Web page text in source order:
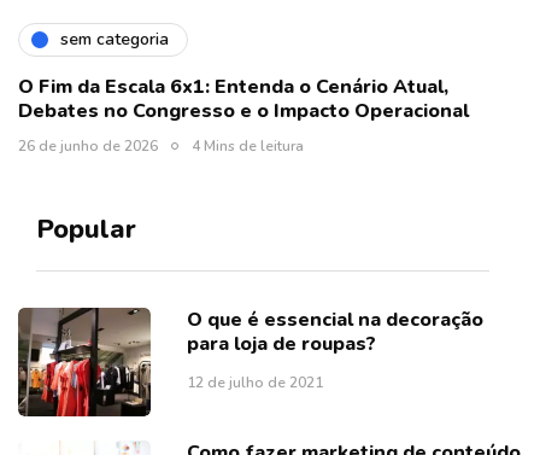
sem categoria
O Fim da Escala 6x1: Entenda o Cenário Atual,
Debates no Congresso e o Impacto Operacional
26 de junho de 2026 4 Mins de leitura
Popular
O que é essencial na decoração
para loja de roupas?
12 de julho de 2021